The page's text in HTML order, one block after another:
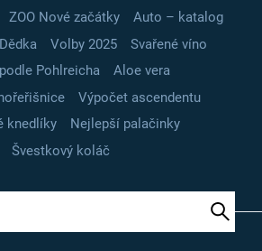
ZOO Nové začátky
Auto – katalog
Volby 2025
Svařené víno
Pohlreicha
Aloe vera
Výpočet ascendentu
knedlíky
Nejlepší palačinky
Švestkový koláč